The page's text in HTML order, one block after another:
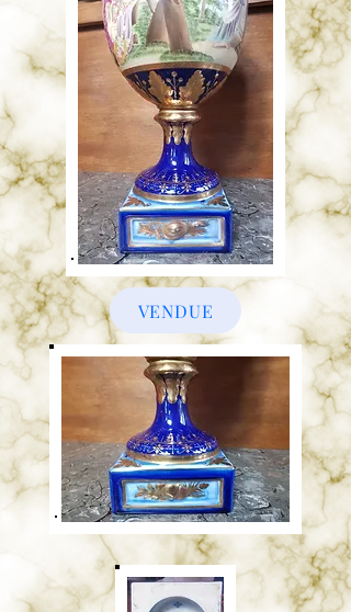
VENDUE